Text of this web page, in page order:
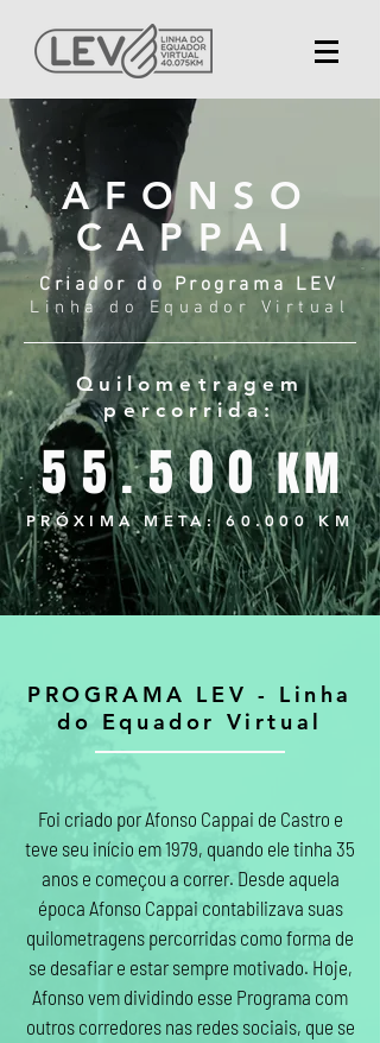
AFONSO
CAPPAI
Criador do Programa LEV
Linha do Equador Virtual
Quilometragem
percorrida:
55.500KM
PRÓXIMA META: 60.000 KM
PROGRAMA LEV - Linha
do Equador Virtual
Foi criado por Afonso Cappai de Castro e
teve seu início em 1979, quando ele tinha 35
anos e começou a correr. Desde aquela
época Afonso Cappai contabilizava suas
quilometragens percorridas como forma de
se desafiar e estar sempre motivado. Hoje,
Afonso vem dividindo esse Programa com
outros corredores nas redes sociais, que se